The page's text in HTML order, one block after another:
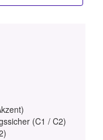
(C1 / C2)